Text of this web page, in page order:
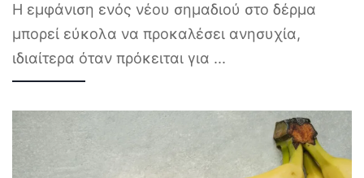
Η εμφάνιση ενός νέου σημαδιού στο δέρμα
μπορεί εύκολα να προκαλέσει ανησυχία,
ιδιαίτερα όταν πρόκειται για ...